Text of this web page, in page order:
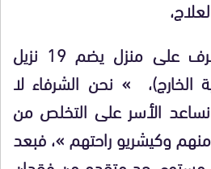
يقول ل.ح، وهو مشرف على منزل يضم 19 نزيل
الخارج)، » نحن الشرفاء لا
الأسر على التخلص من
وكيشريو راحتهم »، فبعد